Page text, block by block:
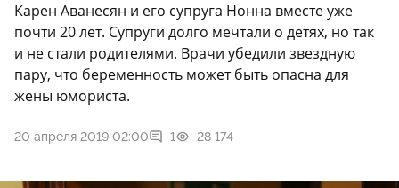
Карен Аванесян и его супруга Нонна вместе уже
почти 20 лет. Супруги долго мечтали о детях, но так
и не стали родителями. Врачи убедили звездную
пару, что беременность может быть опасна для
жены юмориста.
20 апреля 2019 02:00 1 28 174